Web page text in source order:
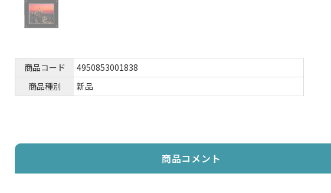
商品コード
4950853001838
商品種別
新品
商品コメント